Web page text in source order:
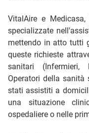
VitalAire e
specializzate
mettendo in atto tutti
queste richieste
sanitari (Infermieri,
Operatori della
stati assistiti a
una situazione
ospedaliere o nelle